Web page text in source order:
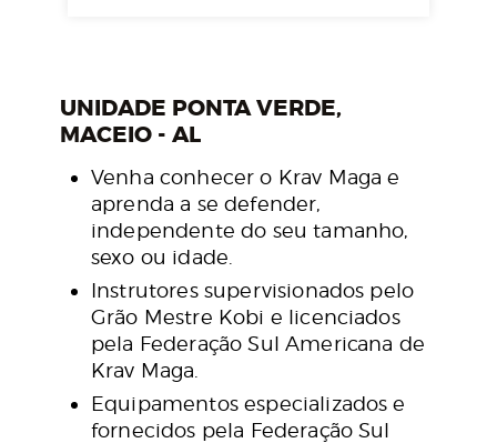
UNIDADE PONTA VERDE,
MACEIO - AL
Venha conhecer o Krav Maga e
aprenda a se defender,
independente do seu tamanho,
sexo ou idade.
Instrutores supervisionados pelo
Grão Mestre Kobi e licenciados
pela Federação Sul Americana de
Krav Maga.
Equipamentos especializados e
fornecidos pela Federação Sul